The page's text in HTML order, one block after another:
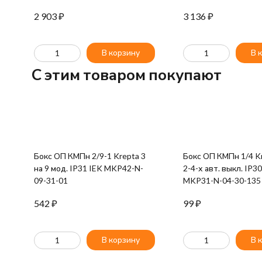
2 903₽
В корзину
3 136₽
В
C этим товаром покупают
Бокс ОП КМПн 2/9-1 Krepta 3
на 9 мод. IP31 IEK MKP42-N-
09-31-01
542 ₽
В корзину
Бокс ОП КМПн 1/4
2-4-х авт. выкл.
MKP31-N-04-30-135
99₽
В